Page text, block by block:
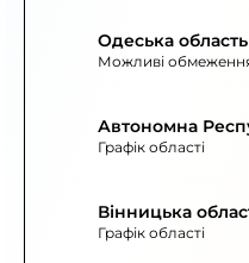
Одеська область
Можливі
Автономна
Графік області
Вінницька
Графік області